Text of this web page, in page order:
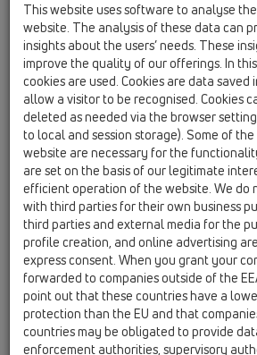
HL801
18 Tesniace manžety pre
Príslušenstvo / HL801 / HL801
Viacnásobný potrubný
HL801B/M32
18 Tesniace manžety pre
Príslušenstvo / HL801B /
Záslepka M32
HL801B/M40
18 Tesniace manžety pre
Príslušenstvo / HL801B /
Záslepka M40
HL801B/M50
18 Tesniace manžety pre
Príslušenstvo / HL801B /
This website uses software to analyse
website. The analysis of these data can
insights about the users’ needs. These
improve the quality of our offerings. In
cookies are used. Cookies are data
allow a visitor to be recognised. Cookies
deleted as needed via the browser
to local and session storage). Some of
website are necessary for the
are set on the basis of our legitimate
efficient operation of the website. We do
with third parties for their own business
third parties and external media for the
profile creation, and online advertising
express consent. When you grant your
forwarded to companies outside of the
point out that these countries have a
protection than the EU and that
countries may be obligated to provide
enforcement authorities, supervisory